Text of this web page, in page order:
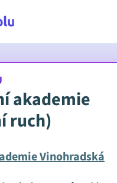
akademie
ruch)
Vinohradská